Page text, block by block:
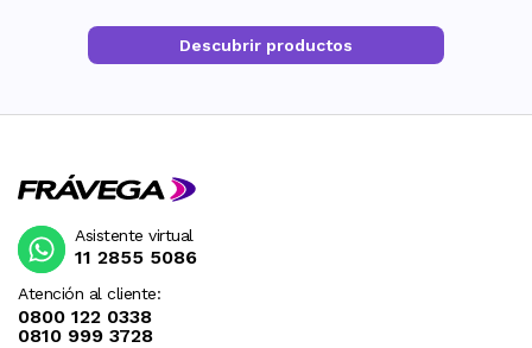
Descubrir productos
Atención al cliente:
0800 122 0338
0810 999 3728
Asistente virtual
11 2855 5086